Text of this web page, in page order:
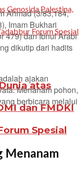
atas
dan FMDKI
Spesial
Ahmad (3/83,184,
Imam Bukhari
479) dan Ibnul Arabi
dikutip dari hadits
ajakan
Menanam pohon,
berbicara melalui
Menanam